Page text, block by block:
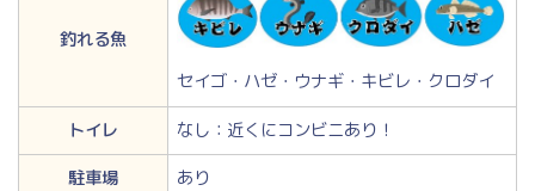
釣れる魚
セイゴ・ハゼ・ウナギ・キビレ・クロダイ
トイレ
なし：近くにコンビニあり！
駐車場
あり